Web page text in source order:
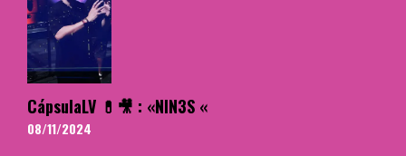
CápsulaLV 💊🎥 : «NIN3S «
08/11/2024